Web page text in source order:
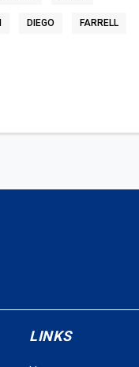
DIEGO FARRELL
LINKS